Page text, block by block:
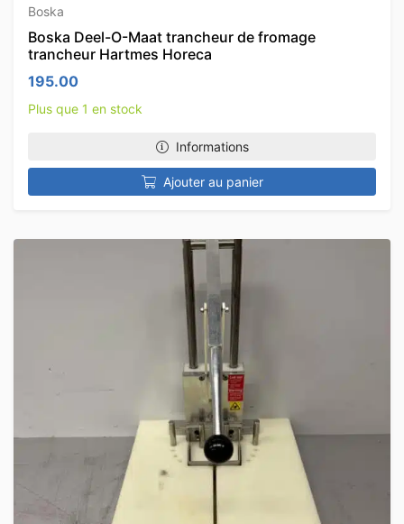
Boska
Boska Deel-O-Maat trancheur de fromage
trancheur Hartmes Horeca
195.00
Plus que 1 en stock
Informations
Ajouter au panier